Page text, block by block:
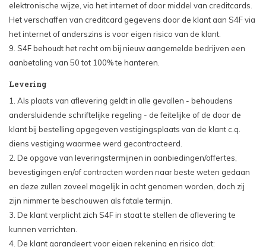
elektronische wijze, via het internet of door middel van creditcards.
Het verschaffen van creditcard gegevens door de klant aan S4F via
het internet of anderszins is voor eigen risico van de klant.
9. S4F behoudt het recht om bij nieuw aangemelde bedrijven een
aanbetaling van 50 tot 100% te hanteren.
Levering
1. Als plaats van aflevering geldt in alle gevallen - behoudens
andersluidende schriftelijke regeling - de feitelijke of de door de
klant bij bestelling opgegeven vestigingsplaats van de klant c.q.
diens vestiging waarmee werd gecontracteerd.
2. De opgave van leveringstermijnen in aanbiedingen/offertes,
bevestigingen en/of contracten worden naar beste weten gedaan
en deze zullen zoveel mogelijk in acht genomen worden, doch zij
zijn nimmer te beschouwen als fatale termijn.
3. De klant verplicht zich S4F in staat te stellen de aflevering te
kunnen verrichten.
4. De klant garandeert voor eigen rekening en risico dat: